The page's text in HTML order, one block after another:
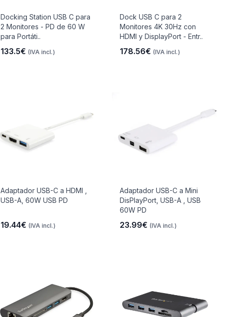
Docking Station USB C para
2 Monitores - PD de 60 W
para Portáti..
133.5€ (IVA incl.)
Dock USB C para 2
Monitores 4K 30Hz con
HDMI y DisplayPort - Entr..
178.56€ (IVA incl.)
Adaptador USB-C a HDMI ,
USB-A, 60W USB PD
19.44€ (IVA incl.)
Adaptador USB-C a Mini
DisPlayPort, USB-A , USB
60W PD
23.99€ (IVA incl.)